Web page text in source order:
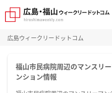
広島ウィークリードットコム
福山市民病院周辺のマンスリ
ンション情報